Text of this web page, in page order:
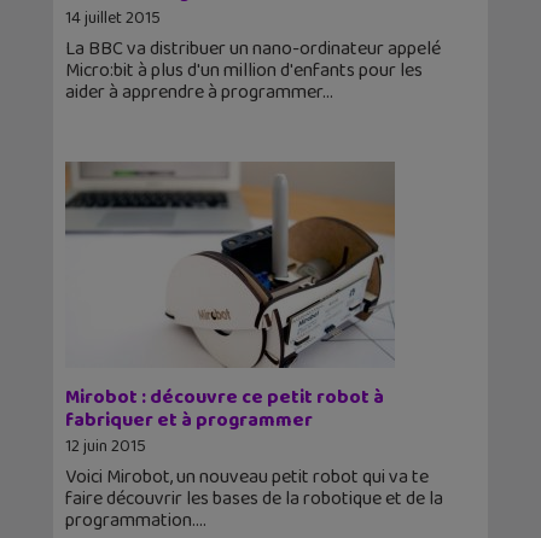
14 juillet 2015
La BBC va distribuer un nano-ordinateur appelé
Micro:bit à plus d'un million d'enfants pour les
aider à apprendre à programmer
Mirobot : découvre ce petit robot à
fabriquer et à programmer
12 juin 2015
Voici Mirobot, un nouveau petit robot qui va te
faire découvrir les bases de la robotique et de la
programmation.